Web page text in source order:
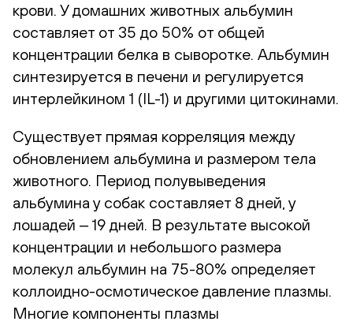
крови. У домашних животных альбумин
составляет от 35 до 50% от общей
концентрации белка в сыворотке. Альбумин
синтезируется в печени и регулируется
интерлейкином 1 (IL-1) и другими цитокинами.
Существует прямая корреляция между
обновлением альбумина и размером тела
животного. Период полувыведения
альбумина у собак составляет 8 дней, у
лошадей ‒ 19 дней. В результате высокой
концентрации и небольшого размера
молекул альбумин на 75-80% определяет
коллоидно-осмотическое давление плазмы.
Многие компоненты плазмы